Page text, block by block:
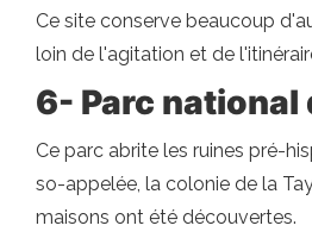
Ce site conserve beaucoup
loin de l'agitation et de
6- Parc national
Ce parc abrite les ruines pré-
so-appelée, la colonie de la
maisons ont été découvertes.